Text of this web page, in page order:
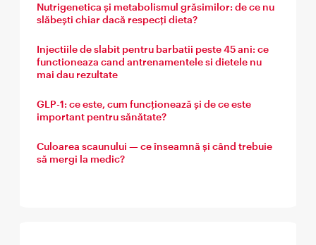
Nutrigenetica și metabolismul grăsimilor: de ce nu
slăbești chiar dacă respecți dieta?
Injectiile de slabit pentru barbatii peste 45 ani: ce
functioneaza cand antrenamentele si dietele nu
mai dau rezultate
GLP-1: ce este, cum funcționează și de ce este
important pentru sănătate?
Culoarea scaunului — ce înseamnă și când trebuie
să mergi la medic?